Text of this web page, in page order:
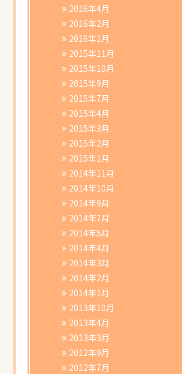
2016年4月
2016年2月
2016年1月
2015年11月
2015年10月
2015年9月
2015年7月
2015年4月
2015年3月
2015年2月
2015年1月
2014年11月
2014年10月
2014年9月
2014年7月
2014年5月
2014年4月
2014年3月
2014年2月
2014年1月
2013年10月
2013年4月
2013年3月
2012年9月
2012年7月